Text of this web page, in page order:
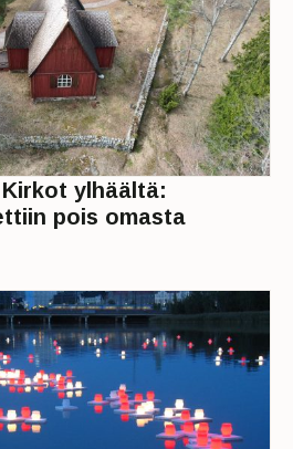
Kirkot ylhäältä:
pois omasta